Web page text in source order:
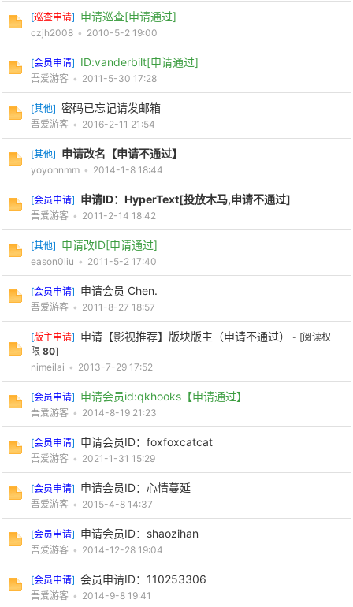
jie.
cn
[巡查申请] 申请巡查[申请通过]
czjh2008 • 2010-5-2 19:00
[会员申请] ID:vanderbilt[申请通过]
吾爱游客 • 2011-5-30 17:28
[其他] 密码已忘记请发邮箱
吾爱游客 • 2016-2-11 21:54
[其他] 申请改名【申请不通过】
yoyonnmm • 2014-1-8 18:44
[会员申请] 申请ID：HyperText[投放木马,申请不通过]
吾爱游客 • 2011-2-14 18:42
[其他] 申请改ID[申请通过]
eason0liu • 2011-5-2 17:40
[会员申请] 申请会员 Chen.
吾爱游客 • 2011-8-27 18:57
[版主申请] 申请【影视推荐】版块版主（申请不通过）
- [阅读权
限 80]
nimeilai • 2013-7-29 17:52
[会员申请] 申请会员id:qkhooks【申请通过】
吾爱游客 • 2014-8-19 21:23
[会员申请] 申请会员ID：foxfoxcatcat
吾爱游客 • 2021-1-31 15:29
[会员申请] 申请会员ID：心情蔓延
吾爱游客 • 2015-4-8 14:37
[会员申请] 申请会员ID：shaozihan
吾爱游客 • 2014-12-28 19:04
[会员申请] 会员申请ID：110253306
吾爱游客 • 2014-9-8 19:41